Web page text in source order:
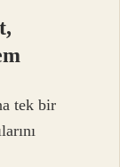
tek bir